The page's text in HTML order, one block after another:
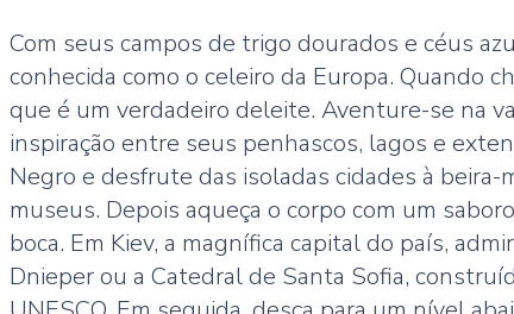
Com seus campos de trigo dourados e céus
conhecida como o celeiro da Europa. Quando
que é um verdadeiro deleite. Aventure-se na
inspiração entre seus penhascos, lagos e
Negro e desfrute das isoladas cidades à beira-
museus. Depois aqueça o corpo com um
boca. Em Kiev, a magnífica capital do país,
Dnieper ou a Catedral de Santa Sofia,